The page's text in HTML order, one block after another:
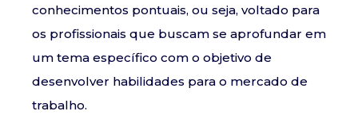
conhecimentos pontuais, ou seja, voltado para
os profissionais que buscam se aprofundar em
um tema específico com o objetivo de
desenvolver habilidades para o mercado de
trabalho.